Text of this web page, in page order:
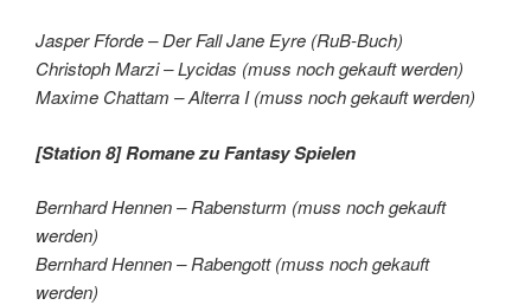
Jasper Fforde – Der Fall Jane Eyre (RuB-Buch)
Christoph Marzi – Lycidas (muss noch gekauft werden)
Maxime Chattam – Alterra I (muss noch gekauft werden)
[Station 8] Romane zu Fantasy Spielen
Bernhard Hennen – Rabensturm (muss noch gekauft
werden)
Bernhard Hennen – Rabengott (muss noch gekauft
werden)